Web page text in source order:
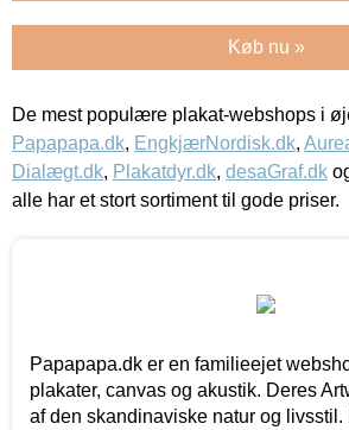
Køb nu »
De mest populære plakat-webshops i
Papapapa.dk, EngkjærNordisk.dk,
Dialægt.dk, Plakatdyr.dk, desaGraf.dk
alle har et stort sortiment til gode priser.
Papapapa.dk er en familieejet
plakater, canvas og akustik. Deres
af den skandinaviske natur og livsstil.